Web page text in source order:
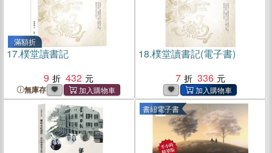
滿額折
17.樸堂讀書記
9
432
無庫存
18.樸堂讀書記(電子書)
7
336
書紐電子書